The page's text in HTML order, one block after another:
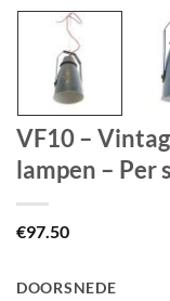
VF10 –
lampen – Per
€97.50
DOORSNEDE